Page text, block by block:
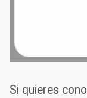
Si quieres